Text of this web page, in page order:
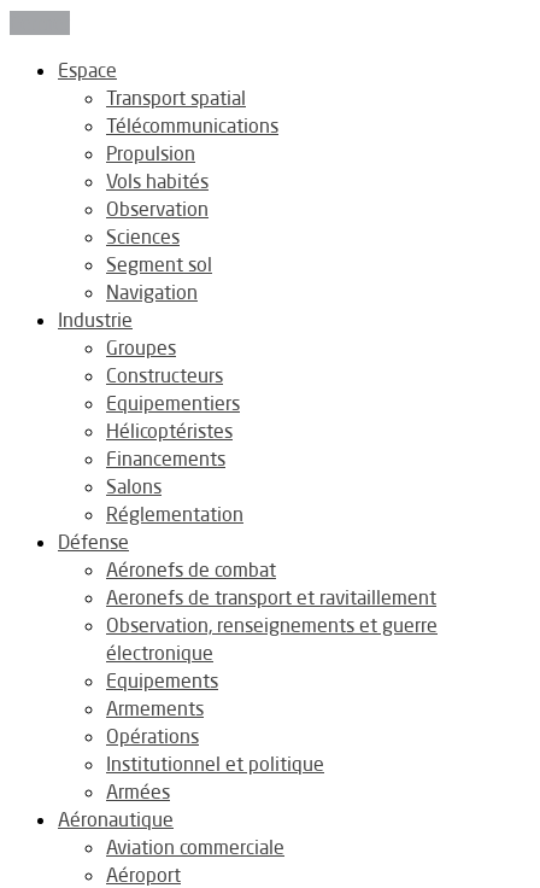
Espace
Transport spatial
Télécommunications
Propulsion
Vols habités
Observation
Sciences
Segment sol
Navigation
Industrie
Groupes
Constructeurs
Equipementiers
Hélicoptéristes
Financements
Salons
Réglementation
Défense
Aéronefs de combat
Aeronefs de transport et ravitaillement
Observation, renseignements et guerre
électronique
Equipements
Armements
Opérations
Institutionnel et politique
Armées
Aéronautique
Aviation commerciale
Aéroport